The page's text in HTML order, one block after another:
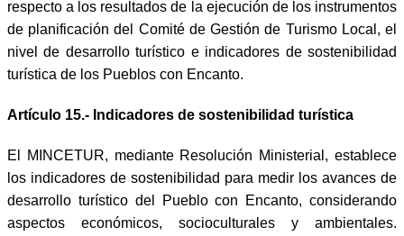
respecto a los resultados de la ejecución de los instrumentos
de planificación del Comité de Gestión de Turismo Local, el
nivel de desarrollo turístico e indicadores de sostenibilidad
turística de los Pueblos con Encanto.
Artículo 15.- Indicadores de sostenibilidad turística
El MINCETUR, mediante Resolución Ministerial, establece
los indicadores de sostenibilidad para medir los avances de
desarrollo turístico del Pueblo con Encanto, considerando
aspectos económicos, socioculturales y ambientales.